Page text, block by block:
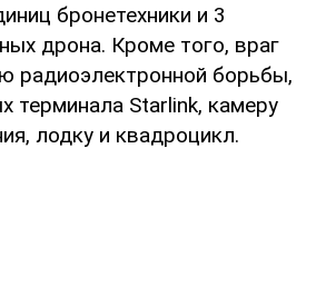
бронетехники и 3
дрона. Кроме того, враг
радиоэлектронной борьбы,
терминала Starlink, камеру
лодку и квадроцикл.